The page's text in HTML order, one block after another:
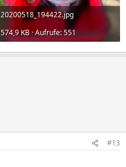
20200518_194422.jpg
574,9 KB · Aufrufe: 551
#13